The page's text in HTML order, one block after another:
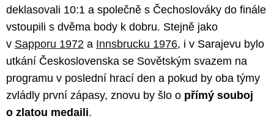
deklasovali 10:1 a společně s Čechoslováky do finále
vstoupili s dvěma body k dobru. Stejně jako
v Sapporu 1972 a Innsbrucku 1976, i v Sarajevu bylo
utkání Československa se Sovětským svazem na
programu v poslední hrací den a pokud by oba týmy
zvládly první zápasy, znovu by šlo o přímý souboj
o zlatou medaili.